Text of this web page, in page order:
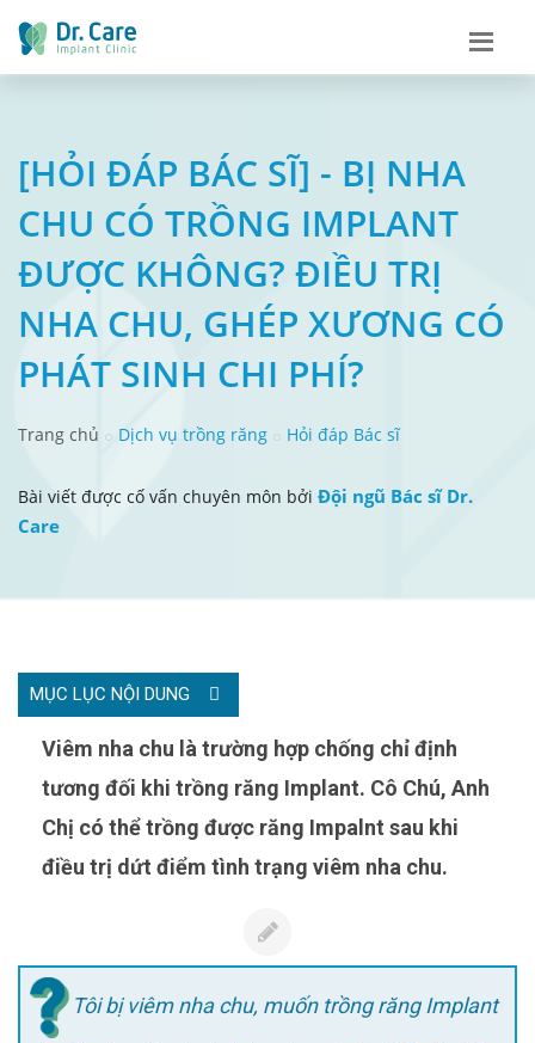
[HỎI ĐÁP BÁC SĨ] - BỊ NHA
CHU CÓ TRỒNG IMPLANT
ĐƯỢC KHÔNG? ĐIỀU TRỊ
NHA CHU, GHÉP XƯƠNG CÓ
PHÁT SINH CHI PHÍ?
Trang chủ Dịch vụ trồng răng Hỏi đáp Bác sĩ
Bài viết được cố vấn chuyên môn bởi Đội ngũ Bác sĩ Dr.
Care
MỤC LỤC NỘI DUNG
Viêm nha chu là trường hợp chống chỉ định
tương đối khi trồng răng Implant. Cô Chú, Anh
Chị có thể trồng được răng Impalnt sau khi
điều trị dứt điểm tình trạng viêm nha chu.
Tôi bị viêm nha chu, muốn trồng răng Implant